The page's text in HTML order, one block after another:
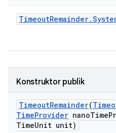
TimeoutRemainder.
Konstruktor publik
TimeoutRemainder(
TimeProvider nanoTime
TimeUnit unit)